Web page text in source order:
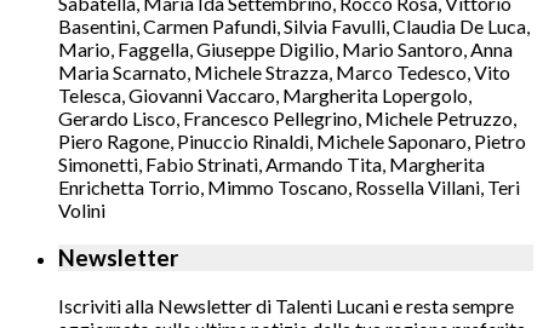
Basentini, Carmen Pafundi, Silvia Favulli, Claudia De Luca,
Mario, Faggella, Giuseppe Digilio, Mario Santoro, Anna
Maria Scarnato, Michele Strazza, Marco Tedesco, Vito
Telesca, Giovanni Vaccaro, Margherita Lopergolo,
Gerardo Lisco, Francesco Pellegrino, Michele Petruzzo,
Piero Ragone, Pinuccio Rinaldi, Michele Saponaro, Pietro
Simonetti, Fabio Strinati, Armando Tita, Margherita
Enrichetta Torrio, Mimmo Toscano, Rossella Villani, Teri
Volini
Newsletter
Iscriviti alla Newsletter di Talenti Lucani e resta sempre